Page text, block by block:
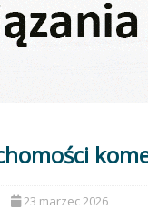
23 marzec 2026